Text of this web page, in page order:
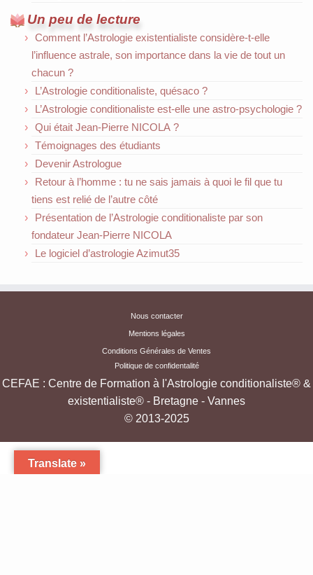
Un peu de lecture
Comment l’Astrologie existentialiste considère-t-elle
l’influence astrale, son importance dans la vie de tout un
chacun ?
L’Astrologie conditionaliste, quésaco ?
L’Astrologie conditionaliste est-elle une astro-psychologie ?
Qui était Jean-Pierre NICOLA ?
Témoignages des étudiants
Devenir Astrologue
Retour à l’homme : tu ne sais jamais à quoi le fil que tu
tiens est relié de l’autre côté
Présentation de l’Astrologie conditionaliste par son
fondateur Jean-Pierre NICOLA
Le logiciel d’astrologie Azimut35
Nous contacter
Mentions légales
Conditions Générales de Ventes
Politique de confidentalité
CEFAE : Centre de Formation à l'Astrologie conditionaliste® &
existentialiste® - Bretagne - Vannes
© 2013-2025
Translate »